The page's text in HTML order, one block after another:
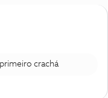
crachá